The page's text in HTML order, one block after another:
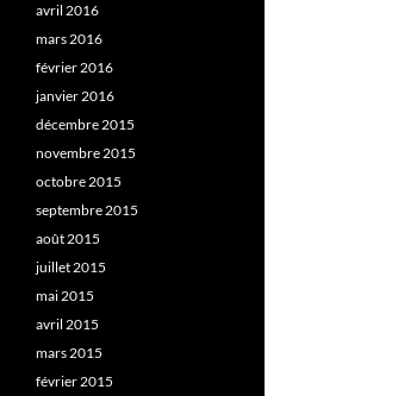
avril 2016
mars 2016
février 2016
janvier 2016
décembre 2015
novembre 2015
octobre 2015
septembre 2015
août 2015
juillet 2015
mai 2015
avril 2015
mars 2015
février 2015